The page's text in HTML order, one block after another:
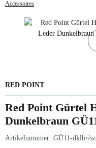
Accessoires
RED POINT
Red Point Gürtel
Dunkelbraun
Artikelnummer: GÜ11-dklbr/